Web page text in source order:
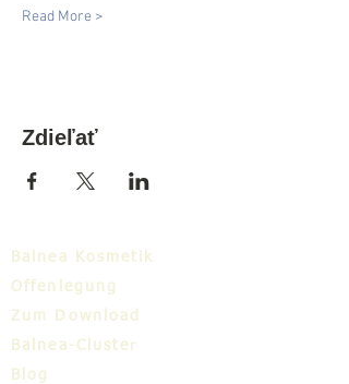
Read More >
Zdieľať
Balnea Kosmetik
Offenlegung
Zum Download
Balnea-Cluster
Blog